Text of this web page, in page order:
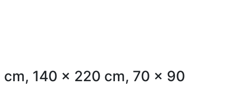
cm, 140 x 220 cm, 70 x 90